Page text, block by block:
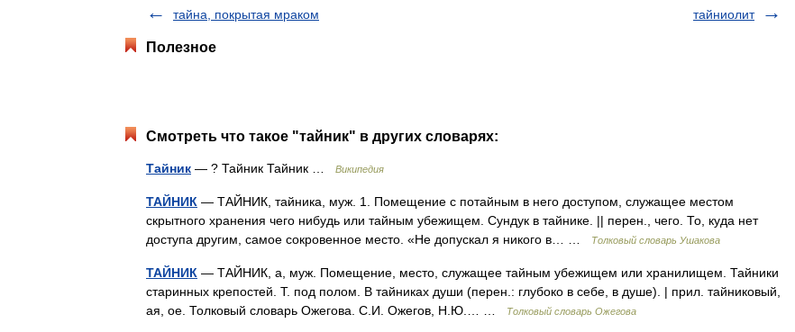
тайна, покрытая мраком тайниолит
Полезное
Смотреть что такое "тайник" в других словарях:
Тайник — ? Тайник Тайник … Википедия
ТАЙНИК — ТАЙНИК, тайника, муж. 1. Помещение с потайным в него доступом, служащее местом
скрытного хранения чего нибудь или тайным убежищем. Сундук в тайнике. || перен., чего. То, куда нет
доступа другим, самое сокровенное место. «Не допускал я никого в… …
Толковый словарь Ушакова
ТАЙНИК — ТАЙНИК, а, муж. Помещение, место, служащее тайным убежищем или хранилищем. Тайники
старинных крепостей. Т. под полом. В тайниках души (перен.: глубоко в себе, в душе). | прил. тайниковый,
ая, ое. Толковый словарь Ожегова. С.И. Ожегов, Н.Ю.… …
Толковый словарь Ожегова